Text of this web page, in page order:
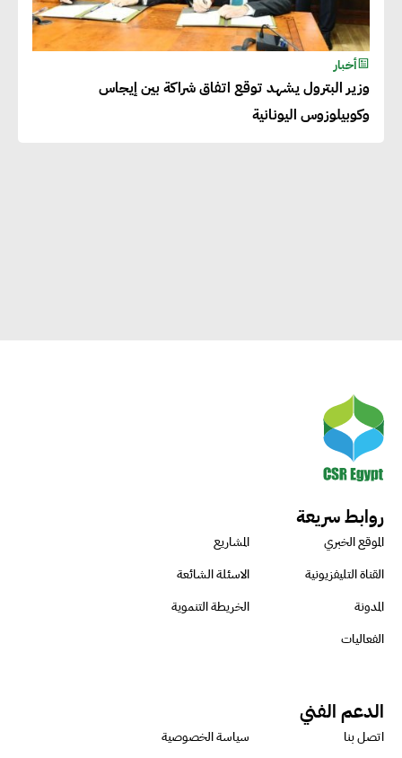
أخبار
وزير البترول يشهد توقع اتفاق شراكة بين إيجاس
وكوبيلوزوس اليونانية
روابط سريعة
الموقع الخبري
المشاريع
القناة التليفزيونية
الاسئلة الشائعة
المدونة
الخريطة التنموية
الفعاليات
الدعم الفني
اتصل بنا سياسة الخصوصية